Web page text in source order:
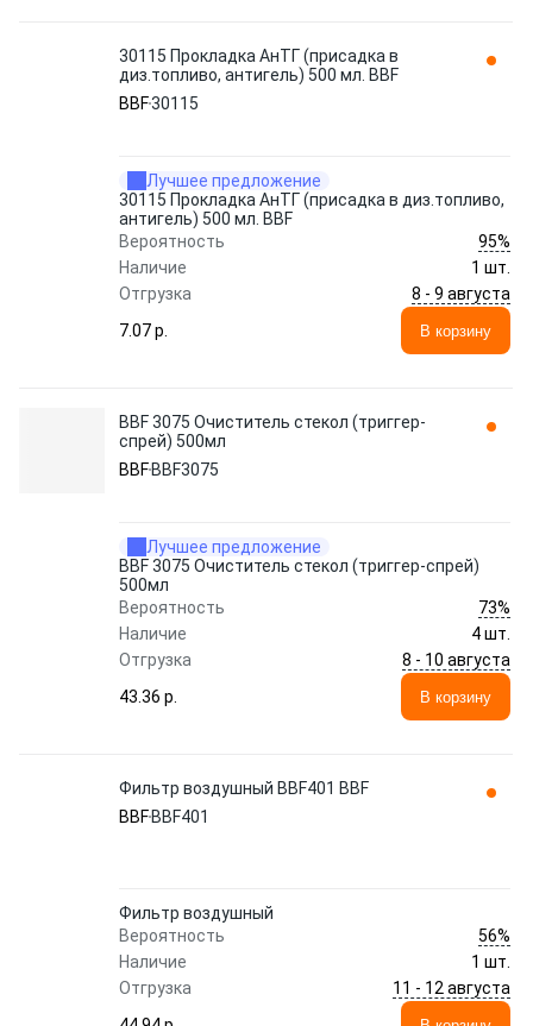
30115 Прокладка АнТГ (присадка в
диз.топливо, антигель) 500 мл. BBF
BBF30115
Лучшее предложение
30115 Прокладка АнТГ (присадка в диз.топливо,
антигель) 500 мл. BBF
Вероятность
95%
Наличие
1 шт.
Отгрузка
8 - 9 августа
7.07 p.
В корзину
BBF 3075 Очиститель стекол (триггер-
спрей) 500мл
BBF BBF3075
Лучшее предложение
BBF 3075 Очиститель стекол (триггер-спрей)
500мл
Вероятность
73%
Наличие
4 шт.
Отгрузка
8 - 10 августа
43.36 p.
В корзину
Фильтр воздушный BBF401 BBF
BBF BBF401
Фильтр воздушный
Вероятность
56%
Наличие
1 шт.
Отгрузка
11 - 12 августа